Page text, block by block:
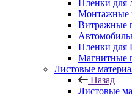
Пленки
Монтажные
Витражные
Пленки для
Магнитные
Листовые
Назад
Листовые